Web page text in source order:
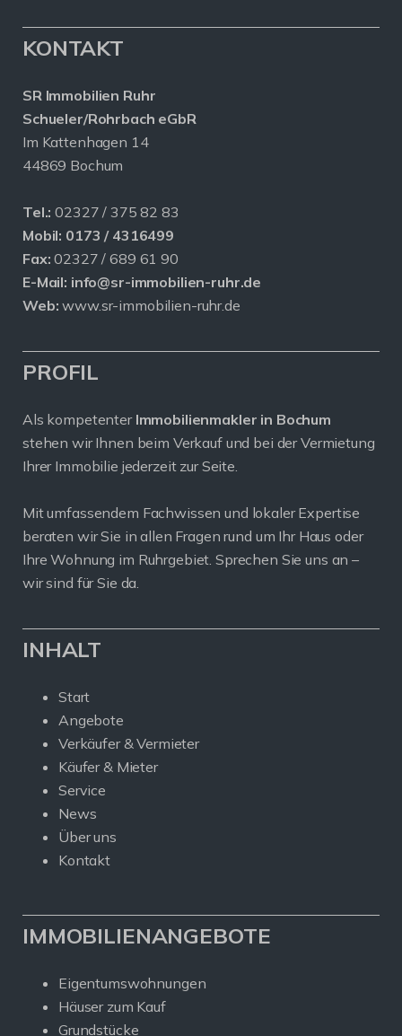
KONTAKT
SR Immobilien Ruhr
Schueler/Rohrbach eGbR
Im Kattenhagen 14
44869 Bochum
Tel.: 02327 / 375 82 83
Mobil: 0173 / 4316499
Fax: 02327 / 689 61 90
E-Mail: info@sr-immobilien-ruhr.de
Web: www.sr-immobilien-ruhr.de
PROFIL
Als kompetenter Immobilienmakler in Bochum
stehen wir Ihnen beim Verkauf und bei der Vermietung
Ihrer Immobilie jederzeit zur Seite.
Mit umfassendem Fachwissen und lokaler Expertise
beraten wir Sie in allen Fragen rund um Ihr Haus oder
Ihre Wohnung im Ruhrgebiet. Sprechen Sie uns an –
wir sind für Sie da.
INHALT
Start
Angebote
Verkäufer & Vermieter
Käufer & Mieter
Service
News
Über uns
Kontakt
IMMOBILIENANGEBOTE
Eigentumswohnungen
Häuser zum Kauf
Grundstücke